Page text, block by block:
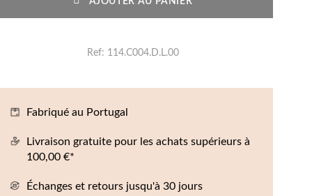
Boucles d'oreilles de Fête
Ref 114.C004.D.L.00
Fabriqué au Portugal
Livraison gratuite pour les achats supérieurs à
100,00 €*
Échanges et retours jusqu'à 30 jours